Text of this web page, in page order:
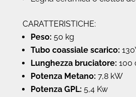
CARATTERISTICHE:
Peso: 50 kg
Tubo coassiale scarico:
Lunghezza bruciatore: 100
Potenza Metano: 7,8 kW
Potenza GPL: 5,4 Kw